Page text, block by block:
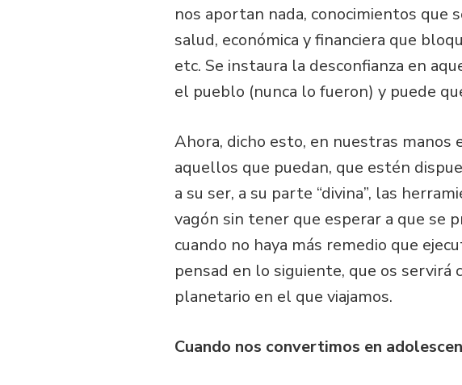
nos aportan nada, conocimientos que
salud, económica y financiera que
etc. Se instaura la desconfianza en
el pueblo (nunca lo fueron) y puede
Ahora, dicho esto, en nuestras manos
aquellos que puedan, que estén
a su ser, a su parte “divina”, las
vagón sin tener que esperar a que se
cuando no haya más remedio que
pensad en lo siguiente, que os
planetario en el que viajamos.
Cuando nos convertimos en